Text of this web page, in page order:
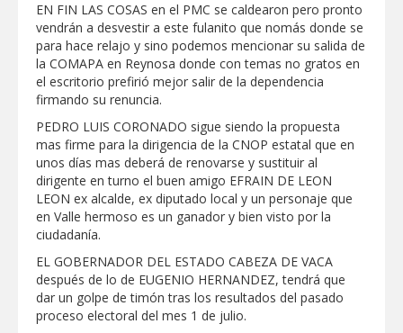
EN FIN LAS COSAS en el PMC se caldearon pero pronto
vendrán a desvestir a este fulanito que nomás donde se
para hace relajo y sino podemos mencionar su salida de
la COMAPA en Reynosa donde con temas no gratos en
el escritorio prefirió mejor salir de la dependencia
firmando su renuncia.
PEDRO LUIS CORONADO sigue siendo la propuesta
mas firme para la dirigencia de la CNOP estatal que en
unos días mas deberá de renovarse y sustituir al
dirigente en turno el buen amigo EFRAIN DE LEON
LEON ex alcalde, ex diputado local y un personaje que
en Valle hermoso es un ganador y bien visto por la
ciudadanía.
EL GOBERNADOR DEL ESTADO CABEZA DE VACA
después de lo de EUGENIO HERNANDEZ, tendrá que
dar un golpe de timón tras los resultados del pasado
proceso electoral del mes 1 de julio.